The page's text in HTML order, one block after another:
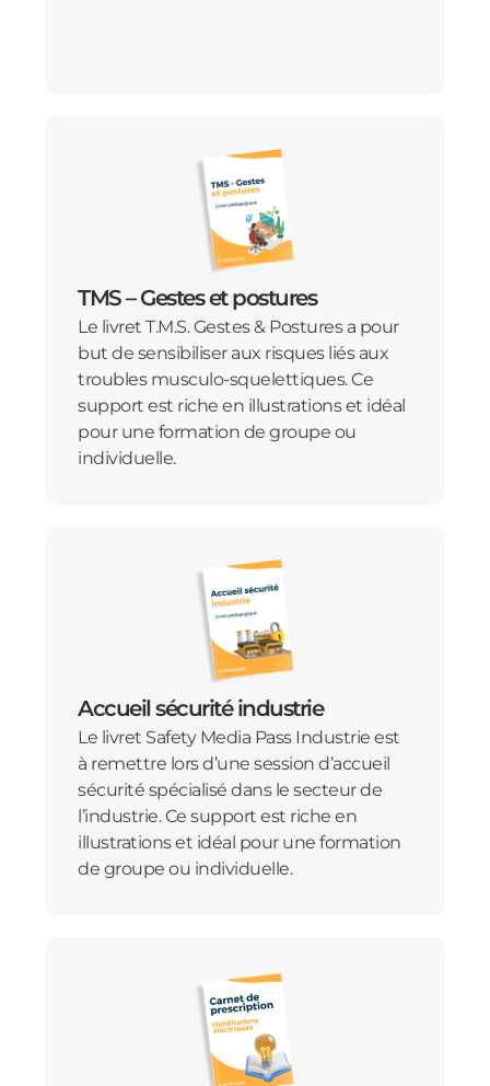
TMS – Gestes et postures
Le livret T.M.S. Gestes & Postures a pour
but de sensibiliser aux risques liés aux
troubles musculo-squelettiques. Ce
support est riche en illustrations et idéal
pour une formation de groupe ou
individuelle.
Accueil sécurité industrie
Le livret Safety Media Pass Industrie est
à remettre lors d’une session d’accueil
sécurité spécialisé dans le secteur de
l’industrie. Ce support est riche en
illustrations et idéal pour une formation
de groupe ou individuelle.